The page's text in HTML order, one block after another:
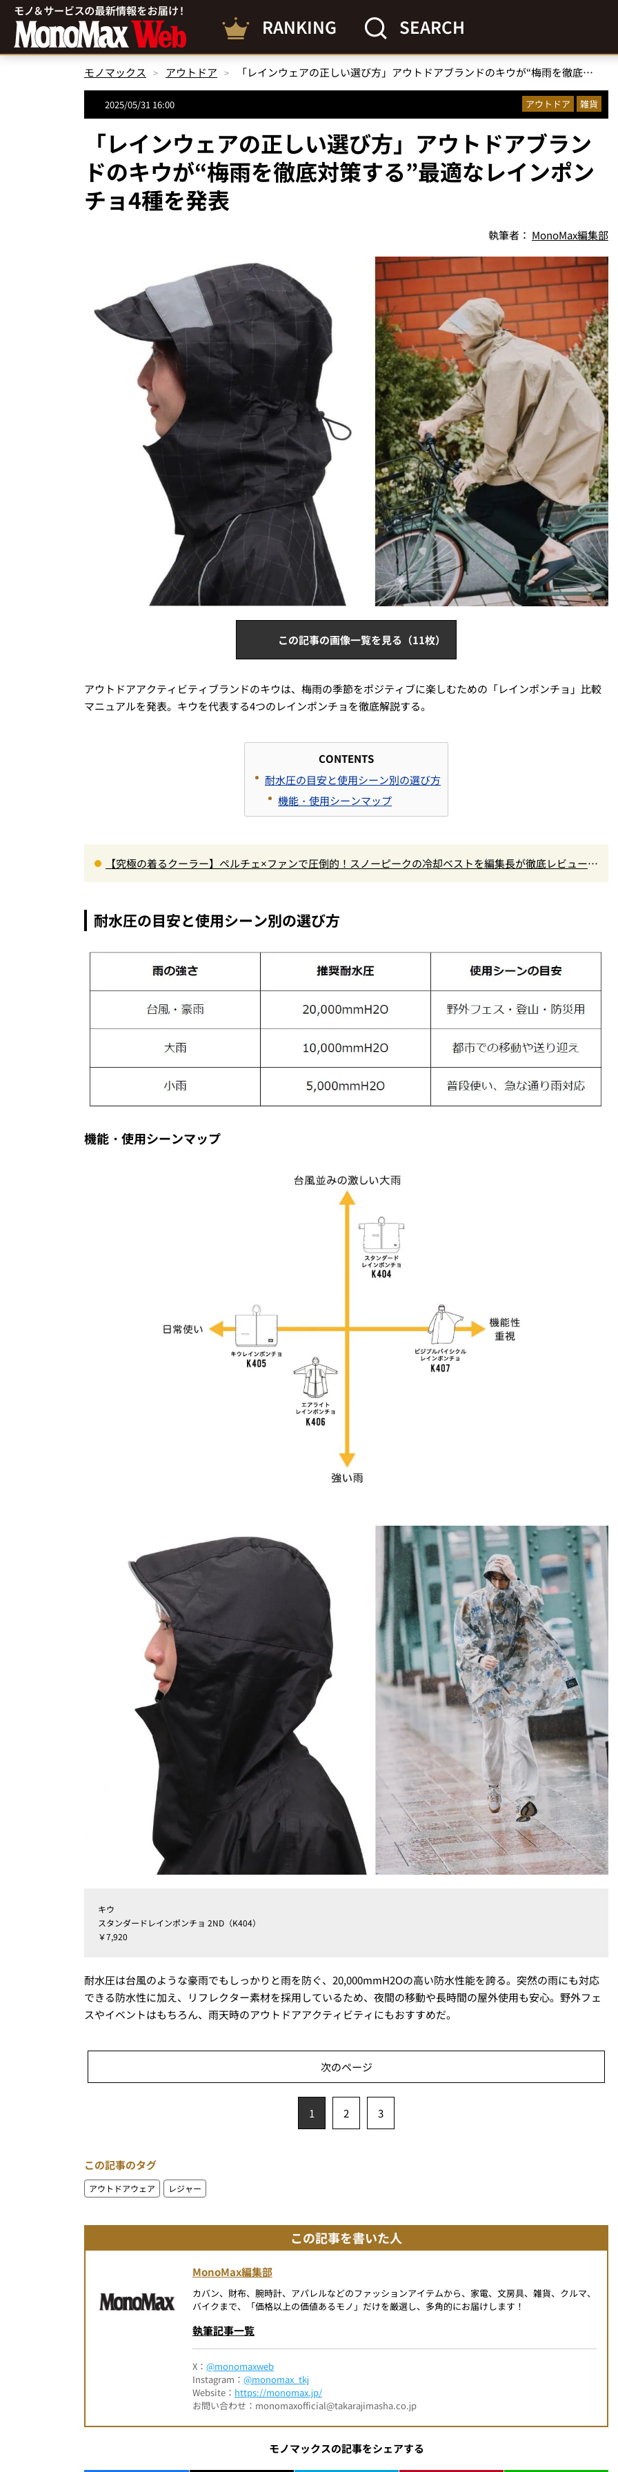
RANKING SEARCH
モノマックス アウトドア 「レインウェアの正しい選び方」アウトドアブランドのキウが“梅雨を徹底対策する”最適なレインポンチョ4種を発表
2025/05/31 16:00 アウトドア 雑貨
「レインウェアの正しい選び方」アウトドアブラン
ドのキウが“梅雨を徹底対策する”最適なレインポン
チョ4種を発表
執筆者： MonoMax編集部
この記事の画像一覧を見る（11枚）
アウトドアアクティビティブランドのキウは、梅雨の季節をポジティブに楽しむための「レインポンチョ」比較
マニュアルを発表。キウを代表する4つのレインポンチョを徹底解説する。
CONTENTS
耐水圧の目安と使用シーン別の選び方
機能・使用シーンマップ
【究極の着るクーラー】ペルチェ×ファンで圧倒的！スノーピークの冷却ベストを編集長が徹底レビュー。
耐水圧の目安と使用シーン別の選び方
機能・使用シーンマップ
キウ
スタンダードレインポンチョ 2ND（K404）
￥7,920
耐水圧は台風のような豪雨でもしっかりと雨を防ぐ、20,000mmH2Oの高い防水性能を誇る。突然の雨にも対応
できる防水性に加え、リフレクター素材を採用しているため、夜間の移動や長時間の屋外使用も安心。野外フェ
スやイベントはもちろん、雨天時のアウトドアアクティビティにもおすすめだ。
次のページ
1 2 3
この記事のタグ
アウトドアウェア レジャー
この記事を書いた人
MonoMax編集部
カバン、財布、腕時計、アパレルなどのファッションアイテムから、家電、文房具、雑貨、クルマ、
バイクまで、「価格以上の価値あるモノ」だけを厳選し、多角的にお届けします！
執筆記事一覧
X： @monomaxweb
Instagram： @monomax_tkj
Website： https://monomax.jp/
お問い合わせ：monomaxofficial@takarajimasha.co.jp
モノマックスの記事をシェアする